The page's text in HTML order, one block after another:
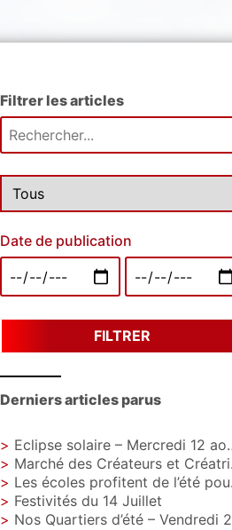
Filtrer les articles
Date de publication
FILTRER
Derniers articles parus
Eclipse solaire – Mercredi 12 aout – Parc Letoquart
Marché des Créateurs et Créatrices – Vendredi 4 septembre – Parvis de La Gare
Les écoles profitent de l’été pour faire peau neuve
Festivités du 14 Juillet
Nos Quartiers d’été – Vendredi 28 août, Parvis de La Gare